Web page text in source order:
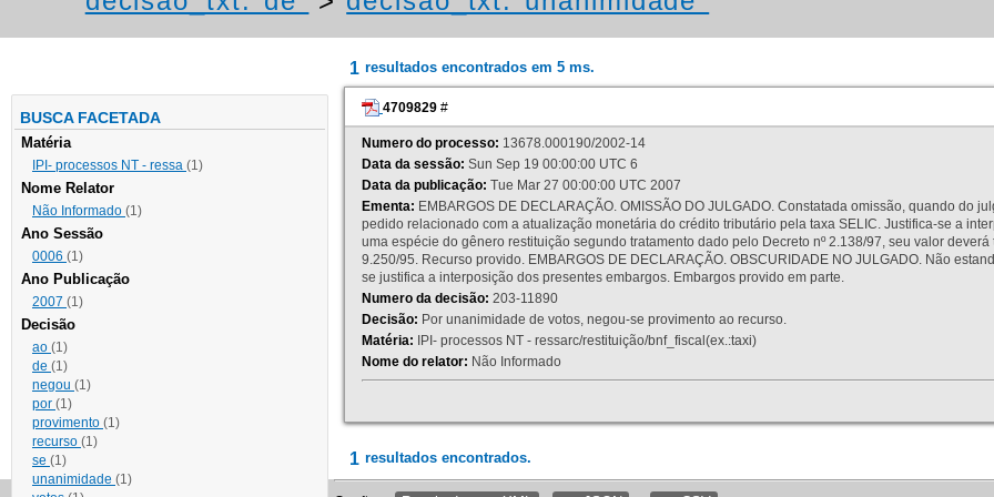
BUSCA FACETADA
Matéria
IPI- processos NT - ressa (1)
Nome Relator
Não Informado (1)
Ano Sessão
0006 (1)
Ano Publicação
2007 (1)
Decisão
ao (1)
de (1)
negou (1)
por (1)
provimento (1)
recurso (1)
se (1)
unanimidade (1)
1 resultados encontrados em 5 ms.
4709829 #
Numero do processo: 13678.000190/2002-14
Data da sessão: Sun Sep 19 00:00:00 UTC 6
Data da publicação: Tue Mar 27 00:00:00 UTC 2007
Ementa: EMBARGOS DE DECLARAÇÃO. OMISSÃO DO JULGADO. Constatada omissão, quando do
pedido relacionado com a atualização monetária do crédito tributário pela taxa SELIC. Justifica-se a
uma espécie do gênero restituição segundo tratamento dado pelo Decreto nº 2.138/97, seu valor
9.250/95. Recurso provido. EMBARGOS DE DECLARAÇÃO. OBSCURIDADE NO JULGADO. Não
se justifica a interposição dos presentes embargos. Embargos provido em parte.
Numero da decisão: 203-11890
Decisão: Por unanimidade de votos, negou-se provimento ao recurso.
Matéria: IPI- processos NT - ressarc/restituição/bnf_fiscal(ex.:taxi)
Nome do relator: Não Informado
1 resultados encontrados.